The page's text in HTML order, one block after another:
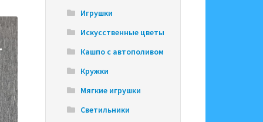
Игрушки
Искусственные цветы
Кашпо с автополивом
Кружки
Мягкие игрушки
Светильники